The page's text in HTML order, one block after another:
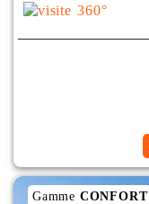
Gamme CONFORT